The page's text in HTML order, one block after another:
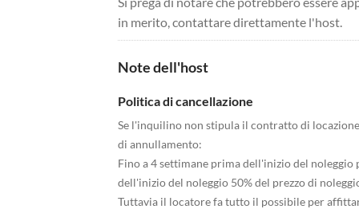
in merito, contattare direttamente l'host.
Note dell'host
Politica di cancellazione
Se l'inquilino non stipula il contratto di
di annullamento:
Fino a 4 settimane prima dell'inizio del
dell'inizio del noleggio 50% del prezzo di
Tuttavia il locatore fa tutto il possibile per